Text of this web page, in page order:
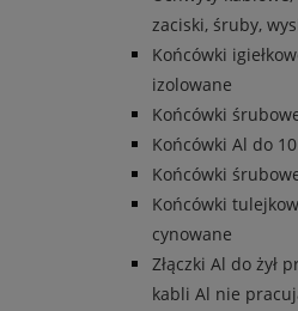
zaciski, śruby,
Końcówki
izolowane
Końcówki
Końcówki Al do
Końcówki
Końcówki
cynowane
Złączki Al do żył
kabli Al nie